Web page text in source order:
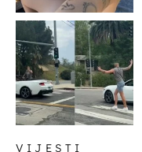
VIJESTI